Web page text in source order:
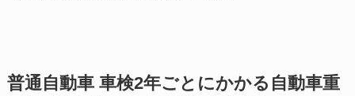
普通自動車 車検2年ごとにかかる自動車重